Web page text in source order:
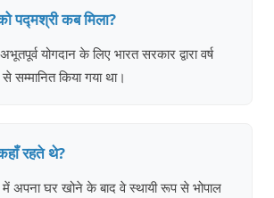
पद्मश्री कब मिला?
योगदान के लिए भारत सरकार द्वारा वर्ष
सम्मानित किया गया था।
रहते थे?
अपना घर खोने के बाद वे स्थायी रूप से भोपाल